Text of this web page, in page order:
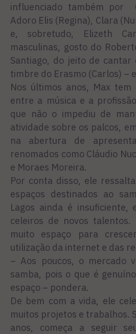
influenciado também por
Adoro Elis (Regina), Clara
e, sobretudo, Elizeth
masculinas, gosto do
Santiago, do jeito de
timbre do Erasmo (Carlos) –
Nos últimos anos, Max
entre a música e a
que não o impediu de
atividade sobre os palcos,
na abertura de
renomados como Cláudio
e Moraes Moreira.
Por conta disso, ele
espaços destinados ao
Lagos ainda é insuficiente,
celeiros de novos
muito espaço para
utilização da internet e das
– Aos poucos, o mercado
samba, pois o que é
espaço – pondera.
De bem com a vida, ele
muitos projetos e trabalhos.
anos, começa a seguir